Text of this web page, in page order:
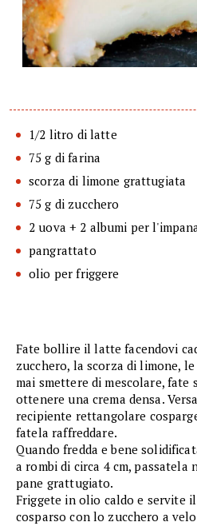
1/2 litro di latte
75 g di farina
scorza di limone grattugiata
75 g di zucchero
2 uova + 2 albumi per
pangrattato
olio per friggere
Fate bollire il latte facendovi
zucchero, la scorza di limone,
mai smettere di mescolare, fate
ottenere una crema densa.
recipiente rettangolare
fatela raffreddare.
Quando fredda e bene
a rombi di circa 4 cm,
pane grattugiato.
Friggete in olio caldo e servite
cosparso con lo zucchero a